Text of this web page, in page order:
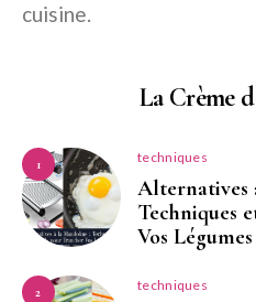
cuisine.
La Crème
1 techniques
Alternatives
Techniques
Vos Légumes
2 techniques